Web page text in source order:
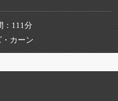
111分
カーン